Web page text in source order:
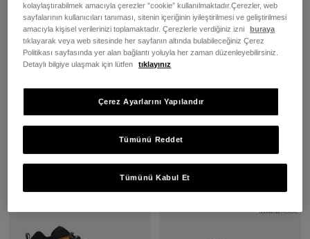
Genç Greenstride™ Motion 6
Siyah Yürüyüş Botu
SEPETE EKLE
Erkek Greenstride™ Motion 6
Gri Yürüyüş Botu
kolaylaştırabilmek amacıyla çerezler ”cookie” kullanılmaktadır.Çerezler, web
sayfalarının kullanıcıları tanıması, sitenin içeriğinin iyileştirilmesi ve geliştirilmesi
amacıyla kişisel verilerinizi toplamaktadır. Çerezlerle verdiğiniz izni
buraya
tıklayarak veya web sitesinde her sayfanın altında bulabileceğiniz Çerez
Politikası sayfasında yer alan bağlantı yoluyla her zaman düzenleyebilirsiniz.
Detaylı bilgiye ulaşmak için lütfen
tıklayınız
Tümünü Reddet
Tümünü Kabul Et
Çerez Ayarlarını Yapılandır